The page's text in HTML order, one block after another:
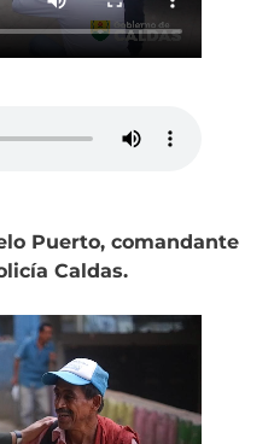
Puerto, comandante
Caldas.